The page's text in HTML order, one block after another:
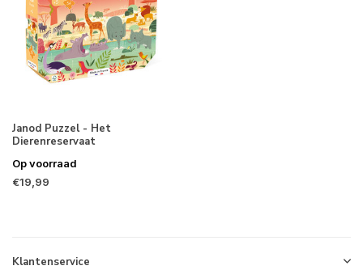
Janod Puzzel - Het
Dierenreservaat
Op voorraad
€19,99
Klantenservice